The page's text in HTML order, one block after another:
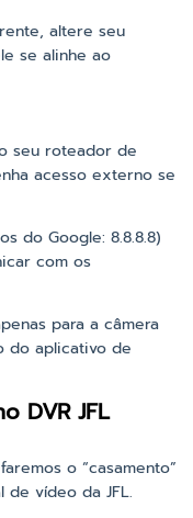
altere seu
se alinhe ao
seu roteador de
acesso externo se
do Google: 8.8.8.8)
com os
para a câmera
do aplicativo de
DVR JFL
o “casamento”
vídeo da JFL.